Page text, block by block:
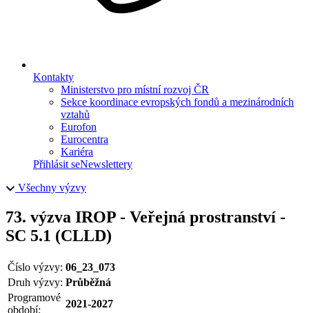
Kontakty
Ministerstvo pro místní rozvoj ČR
Sekce koordinace evropských fondů a mezinárodních
vztahů
Eurofon
Eurocentra
Kariéra
Přihlásit seNewslettery
Všechny výzvy
73. výzva IROP - Veřejná prostranství -
SC 5.1 (CLLD)
Číslo výzvy: 06_23_073
Druh výzvy: Průběžná
Programové
období:
2021-2027